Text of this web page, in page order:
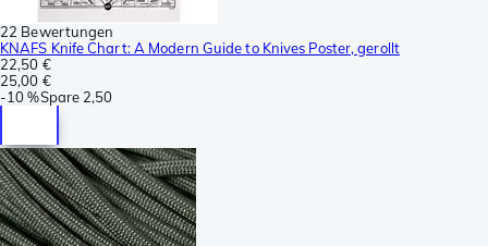
22 Bewertungen
KNAFS Knife Chart: A Modern Guide to Knives Poster, gerollt
22,50 €
25,00 €
-10 %Spare 2,50